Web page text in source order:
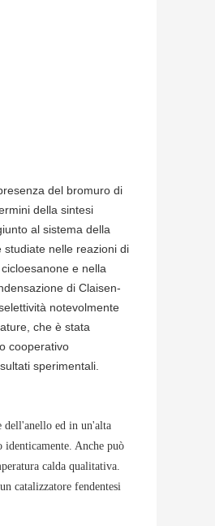
del bromuro di
della sintesi
al sistema della
nelle reazioni di
e nella
di Claisen-
notevolmente
che è stata
cooperativo
sperimentali.
dell'anello ed in un'alta
Anche può
calda qualitativa.
catalizzatore fendentesi